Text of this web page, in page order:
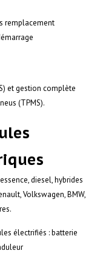
remplacement
et gestion complète
(TPMS).
diesel, hybrides
Volkswagen, BMW,
électrifiés : batterie